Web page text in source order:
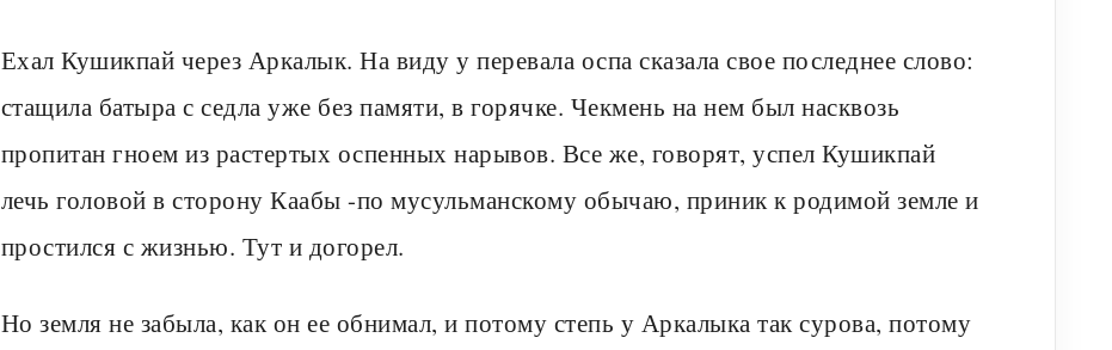
Ехал Кушикпай через Аркалык. На виду у перевала оспа сказала свое последнее слово:
стащила батыра с седла уже без памяти, в горячке. Чекмень на нем был насквозь
пропитан гноем из растертых оспенных нарывов. Все же, говорят, успел Кушикпай
лечь головой в сторону Каабы -по мусульманскому обычаю, приник к родимой земле и
простился с жизнью. Тут и догорел.
Но земля не забыла, как он ее обнимал, и потому степь у Аркалыка так сурова, потому